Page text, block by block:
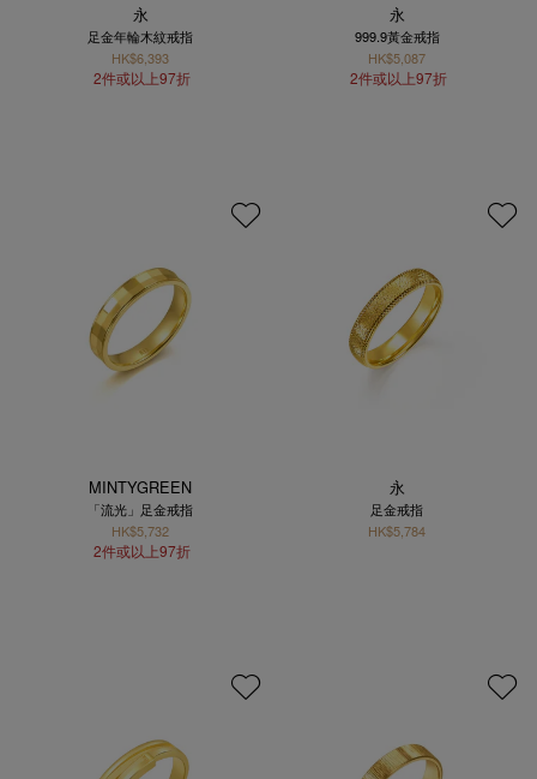
永
足金年輪木紋戒指
HK$6,393
2件或以上97折
永
999.9黃金戒指
HK$5,087
2件或以上97折
MINTYGREEN
「流光」足金戒指
HK$5,732
2件或以上97折
永
足金戒指
HK$5,784